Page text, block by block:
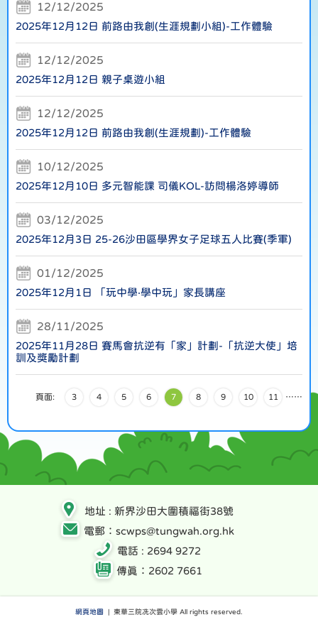
12/12/2025
2025年12月12日 前路由我創(生涯規劃小組)-工作體驗
12/12/2025
2025年12月12日 親子桌遊小組
12/12/2025
2025年12月12日 前路由我創(生涯規劃)-工作體驗
10/12/2025
2025年12月10日 多元智能課 司儀KOL-訪問楊洛婷導師
03/12/2025
2025年12月3日 25-26沙田區學界女子足球五人比賽(季軍)
01/12/2025
2025年12月1日 「玩中學‧學中玩」家長講座
28/11/2025
2025年11月28日 賽馬會抗逆有「家」計劃-「抗逆大使」培
訓及獎勵計劃
頁面: …
3 4 5 6 7 8 9 10 11 …
地址 : 新界沙田大圍積福街38號
電郵：scwps@tungwah.org.hk
電話 : 2694 9272
傳真：2602 7661
網頁地圖 | 東華三院冼次雲小學 All rights reserved.